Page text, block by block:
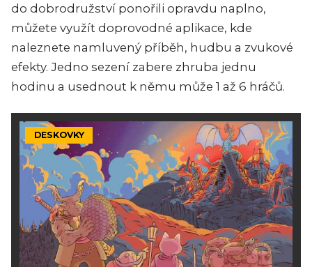
do dobrodružství ponořili opravdu naplno,
můžete využít doprovodné aplikace, kde
naleznete namluvený příběh, hudbu a zvukové
efekty. Jedno sezení zabere zhruba jednu
hodinu a usednout k němu může 1 až 6 hráčů.
DESKOVKY